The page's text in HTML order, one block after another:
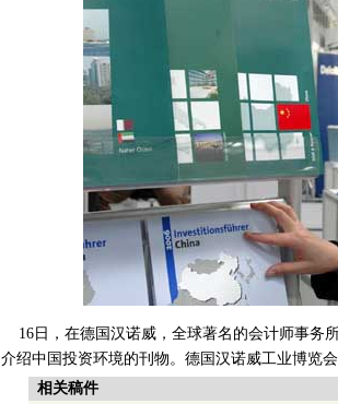
16日，在德国汉诺威，全球著名的会计师事务
介绍中国投资环境的刊物。德国汉诺威工业博览
相关稿件